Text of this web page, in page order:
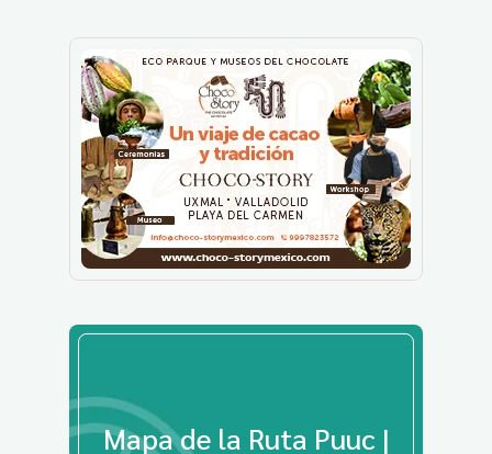
Mapa de la Ruta Puuc |